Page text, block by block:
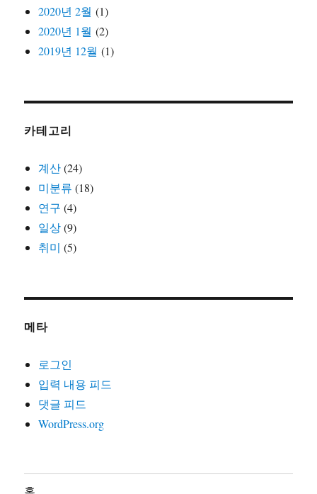
2020년 2월 (1)
2020년 1월 (2)
2019년 12월 (1)
카테고리
계산(24)
미분류 (18)
연구 (4)
일상(9)
취미 (5)
메타
로그인
입력 내용 피드
댓글 피드
WordPress.org
홈